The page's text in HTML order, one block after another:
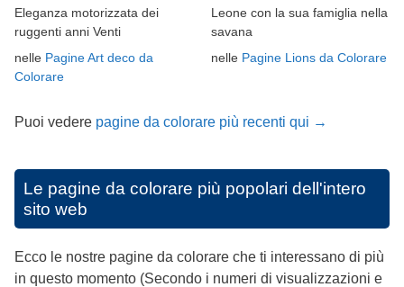
Eleganza motorizzata dei
ruggenti anni Venti
nelle Pagine Art deco da
Colorare
Leone con la sua famiglia nella
savana
nelle Pagine Lions da Colorare
Puoi vedere pagine da colorare più recenti qui →
Le pagine da colorare più popolari dell'intero
sito web
Ecco le nostre pagine da colorare che ti interessano di più
in questo momento (Secondo i numeri di visualizzazioni e